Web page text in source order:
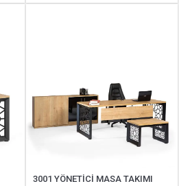
3001 YÖNETİCİ MASA TAKIMI